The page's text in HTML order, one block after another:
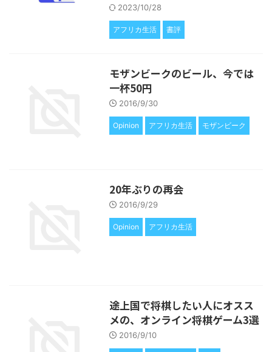
2023/10/28
アフリカ生活 書評
モザンビークのビール、今では
一杯50円
2016/9/30
Opinion アフリカ生活 モザンビーク
20年ぶりの再会
2016/9/29
Opinion アフリカ生活
途上国で将棋したい人にオスス
メの、オンライン将棋ゲーム3選
2016/9/10